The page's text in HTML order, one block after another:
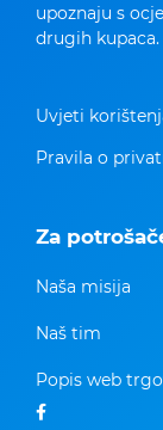
upoznaju s
drugih kupaca.
Uvjeti
Pravila o
Za
Naša misija
Naš tim
Popis web